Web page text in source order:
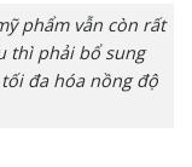
phẩm vẫn còn rất
thì phải bổ sung
đa hóa nồng độ